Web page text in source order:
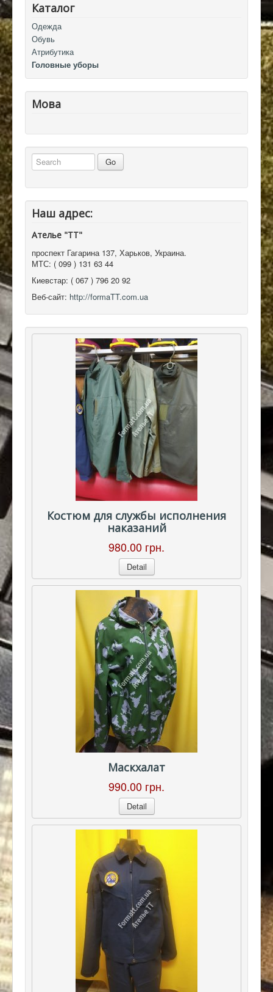
Каталог
Одежда
Обувь
Атрибутика
Головные уборы
Мова
Наш адрес:
Ателье "ТТ"
проспект Гагарина 137, Харьков, Украина.
МТС: ( 099 ) 131 63 44
Киевстар: ( 067 ) 796 20 92
Веб-сайт: http://formaTT.com.ua
Костюм для службы исполнения
наказаний
980.00 грн.
Detail
Маскхалат
990.00 грн.
Detail